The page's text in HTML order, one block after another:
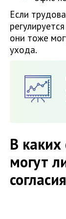
Если
они тоже
ухода.
В каких
могут